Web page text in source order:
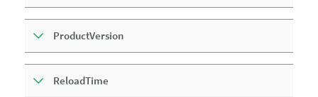
ProductVersion
ReloadTime